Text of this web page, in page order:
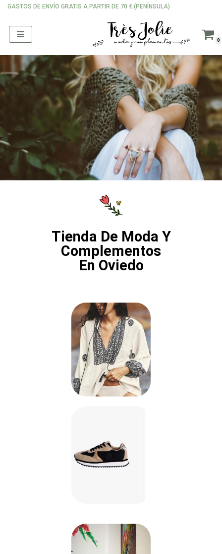
Saltar
GASTOS DE ENVÍO GRATIS A PARTIR DE 70 € (PENÍNSULA)
0
Tienda De Moda Y
Complementos
En Oviedo